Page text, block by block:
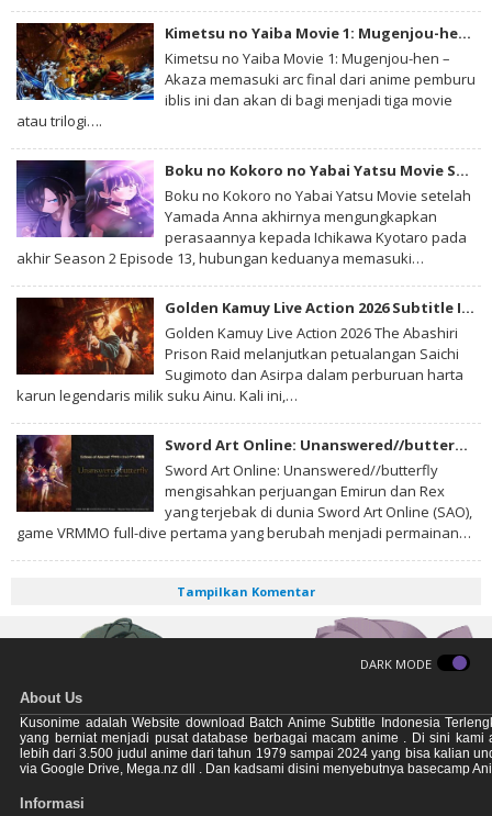
Kimetsu no Yaiba Movie 1: Mugenjou-hen – Akaza Sairai BD Subtitle Indonesia
Kimetsu no Yaiba Movie 1: Mugenjou-hen –
Akaza memasuki arc final dari anime pemburu
iblis ini dan akan di bagi menjadi tiga movie
atau trilogi….
Boku no Kokoro no Yabai Yatsu Movie Subtitle Indonesia
Boku no Kokoro no Yabai Yatsu Movie setelah
Yamada Anna akhirnya mengungkapkan
perasaannya kepada Ichikawa Kyotaro pada
akhir Season 2 Episode 13, hubungan keduanya memasuki…
Golden Kamuy Live Action 2026 Subtitle Indonesia
Golden Kamuy Live Action 2026 The Abashiri
Prison Raid melanjutkan petualangan Saichi
Sugimoto dan Asirpa dalam perburuan harta
karun legendaris milik suku Ainu. Kali ini,…
Sword Art Online: Unanswered//butterfly Subtitle Indonesia
Sword Art Online: Unanswered//butterfly
mengisahkan perjuangan Emirun dan Rex
yang terjebak di dunia Sword Art Online (SAO),
game VRMMO full-dive pertama yang berubah menjadi permainan…
Tampilkan Komentar
DARK MODE
About Us
Kusonime adalah Website download Batch Anime Subtitle Indonesia
yang berniat menjadi pusat database berbagai macam anime . Di sini kami
lebih dari 3.500 judul anime dari tahun 1979 sampai 2024 yang bisa kalian
via Google Drive, Mega.nz dll . Dan kadsami disini menyebutnya basecamp
Informasi